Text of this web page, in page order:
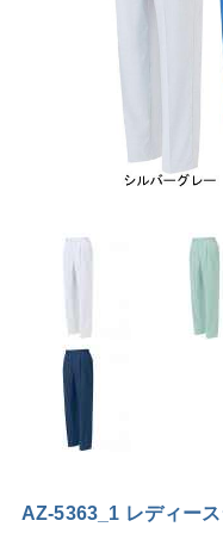
AZ-5363_1 レディー